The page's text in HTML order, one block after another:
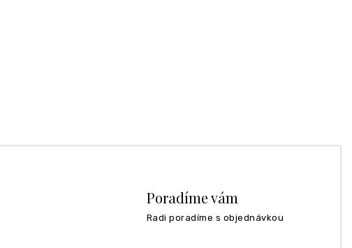
Poradíme vám
Radi poradíme s objednávkou